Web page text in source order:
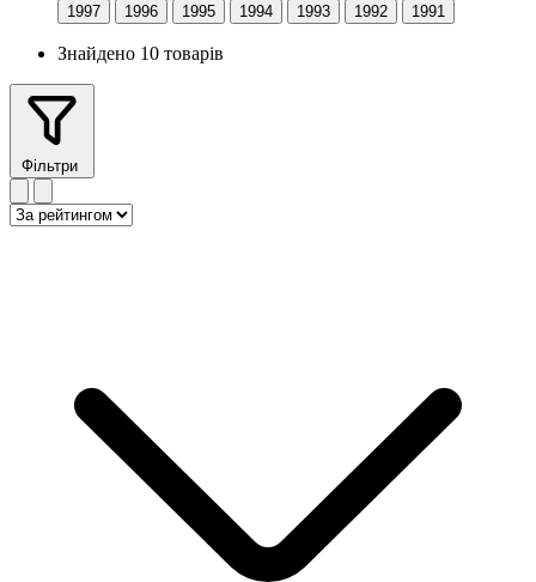
1997
1996 1995 1994 1993 1992 1991
Знайдено 10 товарів
Фільтри